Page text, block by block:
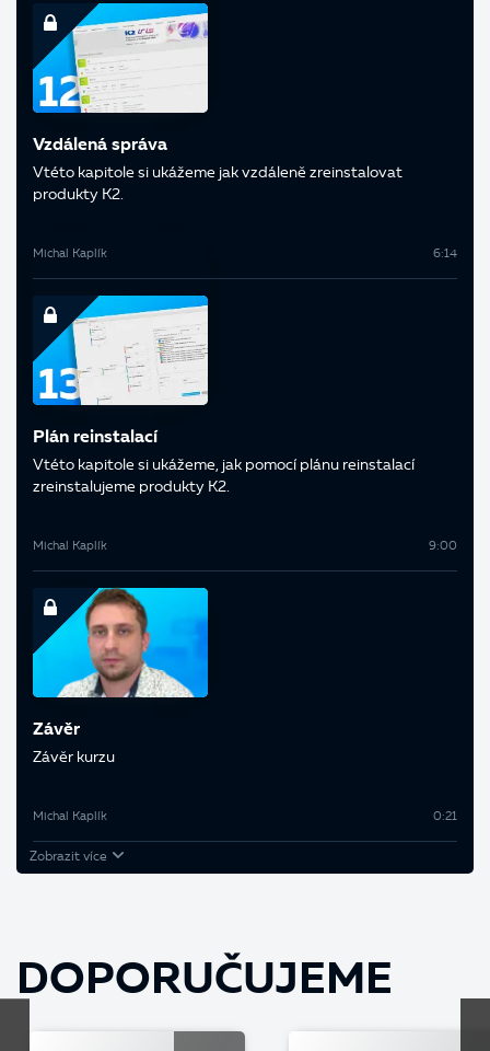
Vzdálená správa
V této kapitole si ukážeme jak vzdáleně zreinstalovat
produkty K2.
Michal Kaplík 6:14
Plán reinstalací
V této kapitole si ukážeme, jak pomocí plánu reinstalací
zreinstalujeme produkty K2.
Michal Kaplík 9:00
Závěr
Závěr kurzu
Michal Kaplík 0:21
Zobrazit více
DOPORUČUJEME